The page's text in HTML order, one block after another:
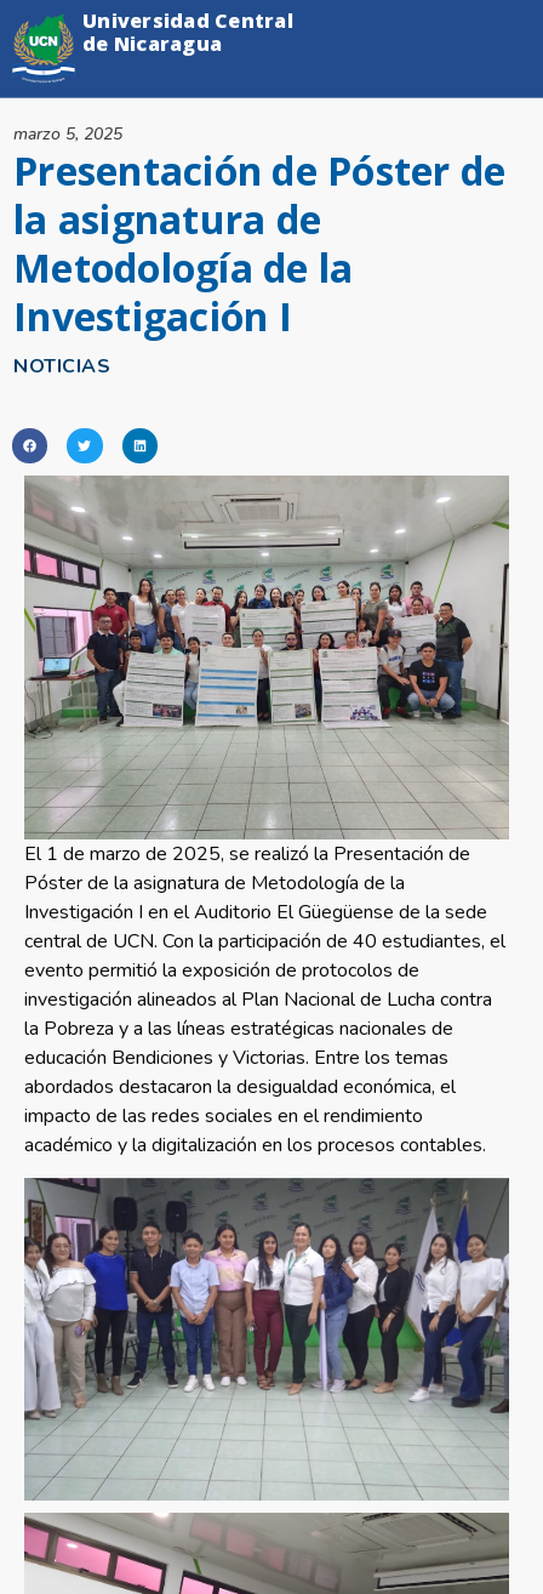
NOTICIAS
Presentación de Póster de
la asignatura de
Metodología de la
Investigación I
marzo 5, 2025
Universidad Central
de Nicaragua
El 1 de marzo de 2025, se realizó la Presentación de
Póster de la asignatura de Metodología de la
Investigación I en el Auditorio El Güegüense de la sede
central de UCN. Con la participación de 40 estudiantes, el
evento permitió la exposición de protocolos de
investigación alineados al Plan Nacional de Lucha contra
la Pobreza y a las líneas estratégicas nacionales de
educación Bendiciones y Victorias. Entre los temas
abordados destacaron la desigualdad económica, el
impacto de las redes sociales en el rendimiento
académico y la digitalización en los procesos contables.